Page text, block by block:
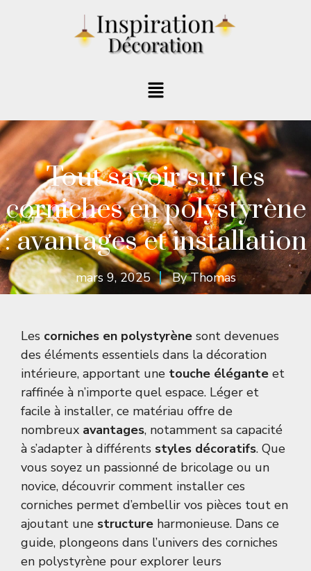
Tout savoir sur les
corniches en polystyrène
: avantages et installation
mars 9, 2025 ByThomas
Les corniches en polystyrène sont devenues
des éléments essentiels dans la décoration
intérieure, apportant une touche élégante et
raffinée à n’importe quel espace. Léger et
facile à installer, ce matériau offre de
nombreux avantages, notamment sa capacité
à s’adapter à différents styles décoratifs. Que
vous soyez un passionné de bricolage ou un
novice, découvrir comment installer ces
corniches permet d’embellir vos pièces tout en
ajoutant une structure harmonieuse. Dans ce
guide, plongeons dans l’univers des corniches
en polystyrène pour explorer leurs